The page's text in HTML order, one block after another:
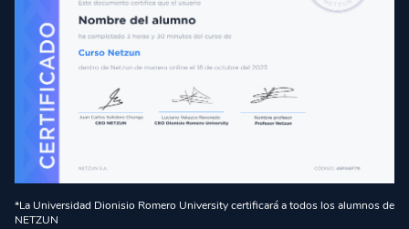
*La Universidad Dionisio Romero University certificará a todos los alumnos de
NETZUN